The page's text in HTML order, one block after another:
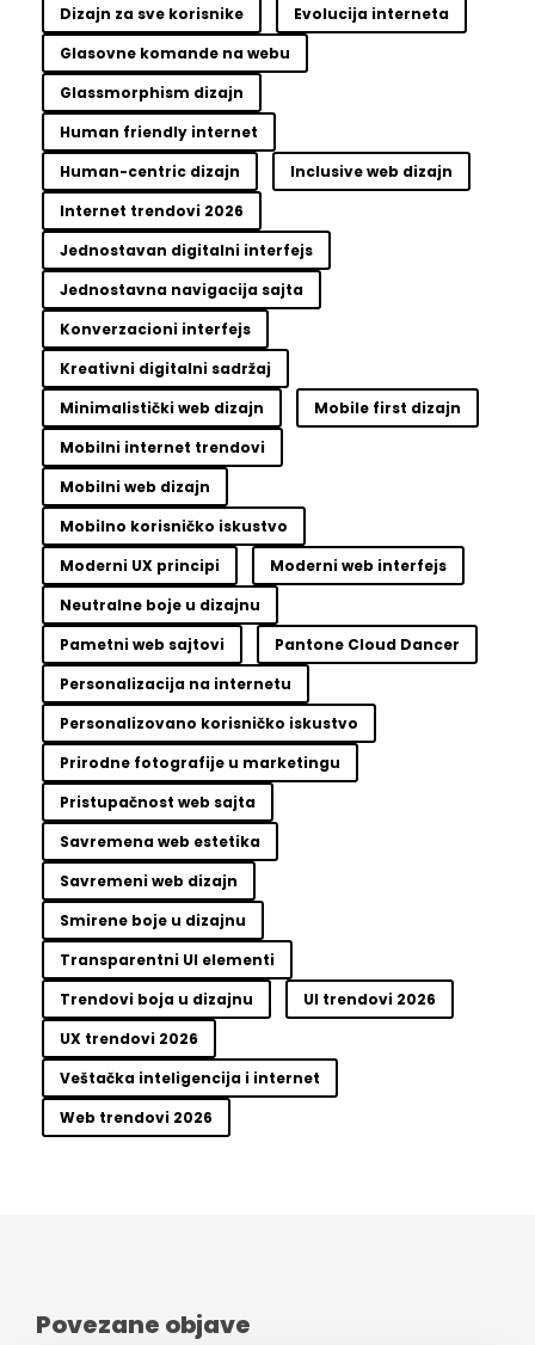
Dizajn za sve korisnike
Evolucija interneta
Glasovne komande na webu
Glassmorphism dizajn
Human friendly internet
Human-centric dizajn
Inclusive web dizajn
Internet trendovi 2026
Jednostavan digitalni interfejs
Jednostavna navigacija sajta
Konverzacioni interfejs
Kreativni digitalni sadržaj
Minimalistički web dizajn
Mobile first dizajn
Mobilni internet trendovi
Mobilni web dizajn
Mobilno korisničko iskustvo
Moderni UX principi
Moderni web interfejs
Neutralne boje u dizajnu
Pametni web sajtovi
Pantone Cloud Dancer
Personalizacija na internetu
Personalizovano korisničko iskustvo
Prirodne fotografije u marketingu
Pristupačnost web sajta
Savremena web estetika
Savremeni web dizajn
Smirene boje u dizajnu
Transparentni UI elementi
Trendovi boja u dizajnu
UI trendovi 2026
UX trendovi 2026
Veštačka inteligencija i internet
Web trendovi 2026
Povezane objave